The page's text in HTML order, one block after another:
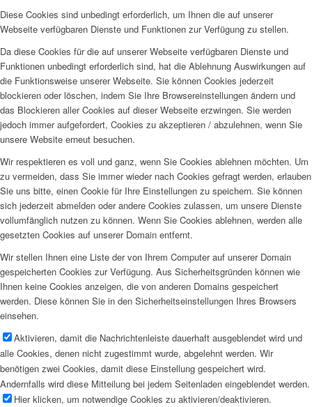
Diese Cookies sind unbedingt erforderlich, um Ihnen die auf unserer
Webseite verfügbaren Dienste und Funktionen zur Verfügung zu stellen.
Da diese Cookies für die auf unserer Webseite verfügbaren Dienste und
Funktionen unbedingt erforderlich sind, hat die Ablehnung Auswirkungen auf
die Funktionsweise unserer Webseite. Sie können Cookies jederzeit
blockieren oder löschen, indem Sie Ihre Browsereinstellungen ändern und
das Blockieren aller Cookies auf dieser Webseite erzwingen. Sie werden
jedoch immer aufgefordert, Cookies zu akzeptieren / abzulehnen, wenn Sie
unsere Website erneut besuchen.
Wir respektieren es voll und ganz, wenn Sie Cookies ablehnen möchten. Um
zu vermeiden, dass Sie immer wieder nach Cookies gefragt werden, erlauben
Sie uns bitte, einen Cookie für Ihre Einstellungen zu speichern. Sie können
sich jederzeit abmelden oder andere Cookies zulassen, um unsere Dienste
vollumfänglich nutzen zu können. Wenn Sie Cookies ablehnen, werden alle
gesetzten Cookies auf unserer Domain entfernt.
Wir stellen Ihnen eine Liste der von Ihrem Computer auf unserer Domain
gespeicherten Cookies zur Verfügung. Aus Sicherheitsgründen können wie
Ihnen keine Cookies anzeigen, die von anderen Domains gespeichert
werden. Diese können Sie in den Sicherheitseinstellungen Ihres Browsers
einsehen.
Aktivieren, damit die Nachrichtenleiste dauerhaft ausgeblendet wird und
alle Cookies, denen nicht zugestimmt wurde, abgelehnt werden. Wir
benötigen zwei Cookies, damit diese Einstellung gespeichert wird.
Andernfalls wird diese Mitteilung bei jedem Seitenladen eingeblendet werden.
Hier klicken, um notwendige Cookies zu aktivieren/deaktivieren.